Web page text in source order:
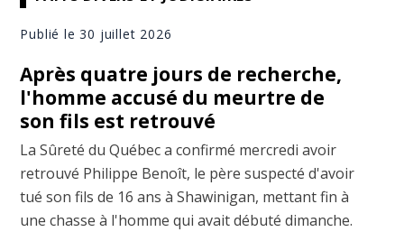
Publié le 30 juillet 2026
Après quatre jours de recherche,
l'homme accusé du meurtre de
son fils est retrouvé
La Sûreté du Québec a confirmé mercredi avoir
retrouvé Philippe Benoît, le père suspecté d'avoir
tué son fils de 16 ans à Shawinigan, mettant fin à
une chasse à l'homme qui avait débuté dimanche.